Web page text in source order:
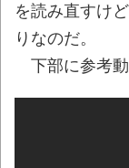
レトロ
トを打ち込
しい。
積水ハ
を読み直すけ
りなのだ。
下部に参考動